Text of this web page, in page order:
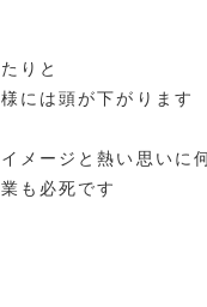
りと
には頭が下がります
メージと熱い思いに
も必死です